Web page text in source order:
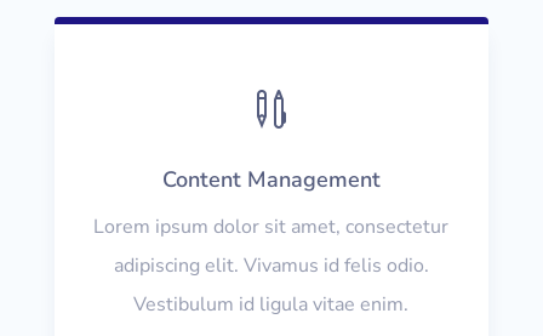

Content Management
Lorem ipsum dolor sit amet, consectetur
adipiscing elit. Vivamus id felis odio.
Vestibulum id ligula vitae enim.